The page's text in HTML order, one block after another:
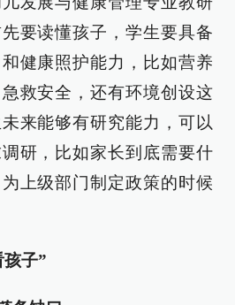
要读懂孩子，学生要具备
健康照护能力，比如营养
救安全，还有环境创设这
来能够有研究能力，可以
研，比如家长到底需要什
上级部门制定政策的时候
子”